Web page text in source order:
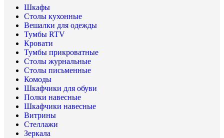
Шкафы
Столы кухонные
Вешалки для одежды
Тумбы RTV
Кровати
Тумбы прикроватные
Столы журнальные
Столы письменные
Комоды
Шкафчики для обуви
Полки навесные
Шкафчики навесные
Витрины
Стеллажи
Зеркала